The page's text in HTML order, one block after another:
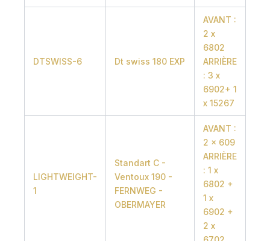
DTSWISS-6 Dt swiss 180 EXP
AVANT :
2 x
6802
ARRIÈRE
: 3 x
6902+ 1
x 15267
LIGHTWEIGHT-
1
Standart C -
Ventoux 190 -
FERNWEG -
OBERMAYER
AVANT :
2 x 609
ARRIÈRE
: 1 x
6802 +
1 x
6902 +
2 x